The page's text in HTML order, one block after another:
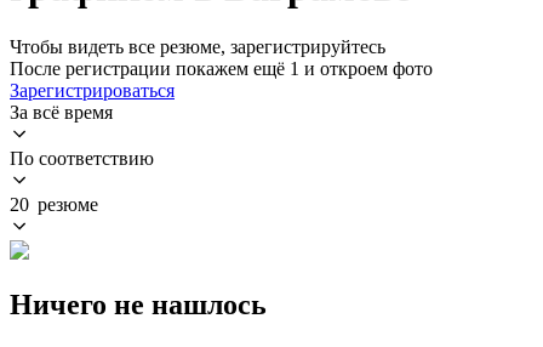
Чтобы видеть все резюме, зарегистрируйтесь
После регистрации покажем ещё 1 и откроем фото
Зарегистрироваться
За всё время
По соответствию
20 резюме
Ничего не нашлось